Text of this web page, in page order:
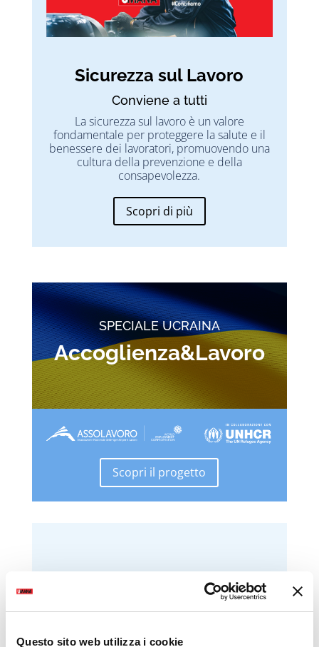
Questo sito web utilizza i cookie
Sicurezza sul Lavoro
Conviene a tutti
La sicurezza sul lavoro è un valore
fondamentale per proteggere la salute e il
benessere dei lavoratori, promuovendo una
cultura della prevenzione e della
consapevolezza.
Scopri di più
SPECIALE UCRAINA
Accoglienza&Lavoro
Scopri il progetto